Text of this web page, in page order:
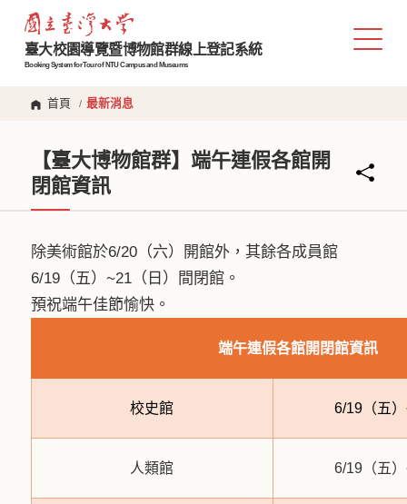
臺大校園導覽暨博物館群線上登記系統
Booking System for Tour of NTU Campus and Museums
首頁 / 最新消息
【臺大博物館群】端午連假各館開
閉館資訊
除美術館於6/20（六）開館外，其餘各成員館
6/19（五）~21（日）間閉館。
預祝端午佳節愉快。
端午連假各館開閉館資訊
校史館 6/19（五
人類館 6/19（五